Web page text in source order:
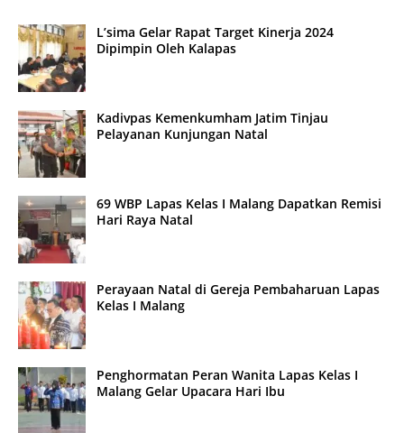
L’sima Gelar Rapat Target Kinerja 2024
Dipimpin Oleh Kalapas
Kadivpas Kemenkumham Jatim Tinjau
Pelayanan Kunjungan Natal
69 WBP Lapas Kelas I Malang Dapatkan Remisi
Hari Raya Natal
Perayaan Natal di Gereja Pembaharuan Lapas
Kelas I Malang
Penghormatan Peran Wanita Lapas Kelas I
Malang Gelar Upacara Hari Ibu